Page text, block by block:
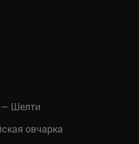
Шелти
овчарка